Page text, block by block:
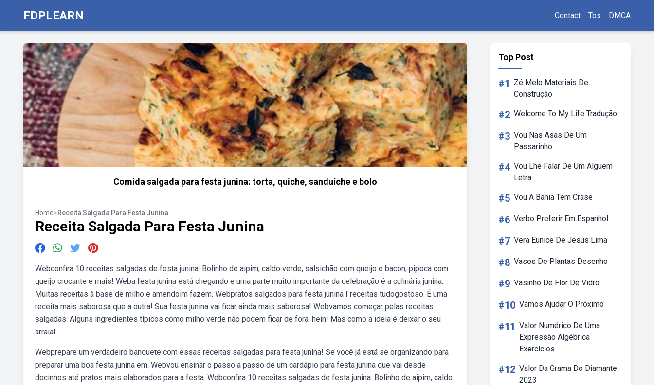
FDPLEARN Contact Tos DMCA
Comida salgada para festa junina: torta, quiche, sanduíche e bolo
Home>Receita Salgada Para Festa Junina
Receita Salgada Para Festa Junina
Webconfira 10 receitas salgadas de festa junina: Bolinho de aipim, caldo verde, salsichão com queijo e bacon, pipoca com
queijo crocante e mais! Weba festa junina está chegando e uma parte muito importante da celebração é a culinária junina.
Muitas receitas à base de milho e amendoim fazem. Webpratos salgados para festa junina | receitas tudogostoso. É uma
receita mais saborosa que a outra! Sua festa junina vai ficar ainda mais saborosa! Webvamos começar pelas receitas
salgadas. Alguns ingredientes típicos como milho verde não podem ficar de fora, hein! Mas como a ideia é deixar o seu
arraial.
Webprepare um verdadeiro banquete com essas receitas salgadas para festa junina! Se você já está se organizando para
preparar uma boa festa junina em. Webvou ensinar o passo a passo de um cardápio para festa junina que vai desde
docinhos até pratos mais elaborados para a festa. Webconfira 10 receitas salgadas de festa junina: Bolinho de aipim, caldo
Top Post
#1
Zé Melo Materiais De
Construção
#2 Welcome To My Life Tradução
#3 Vou Nas Asas De Um
Passarinho
#4 Vou Lhe Falar De Um Alguem
Letra
#5 Vou A Bahia Tem Crase
#6 Verbo Preferir Em Espanhol
#7 Vera Eunice De Jesus Lima
#8 Vasos De Plantas Desenho
#9 Vasinho De Flor De Vidro
#10 Vamos Ajudar O Próximo
#11 Valor Numérico De Uma
Expressão Algébrica
Exercícios
#12 Valor Da Grama Do Diamante
2023